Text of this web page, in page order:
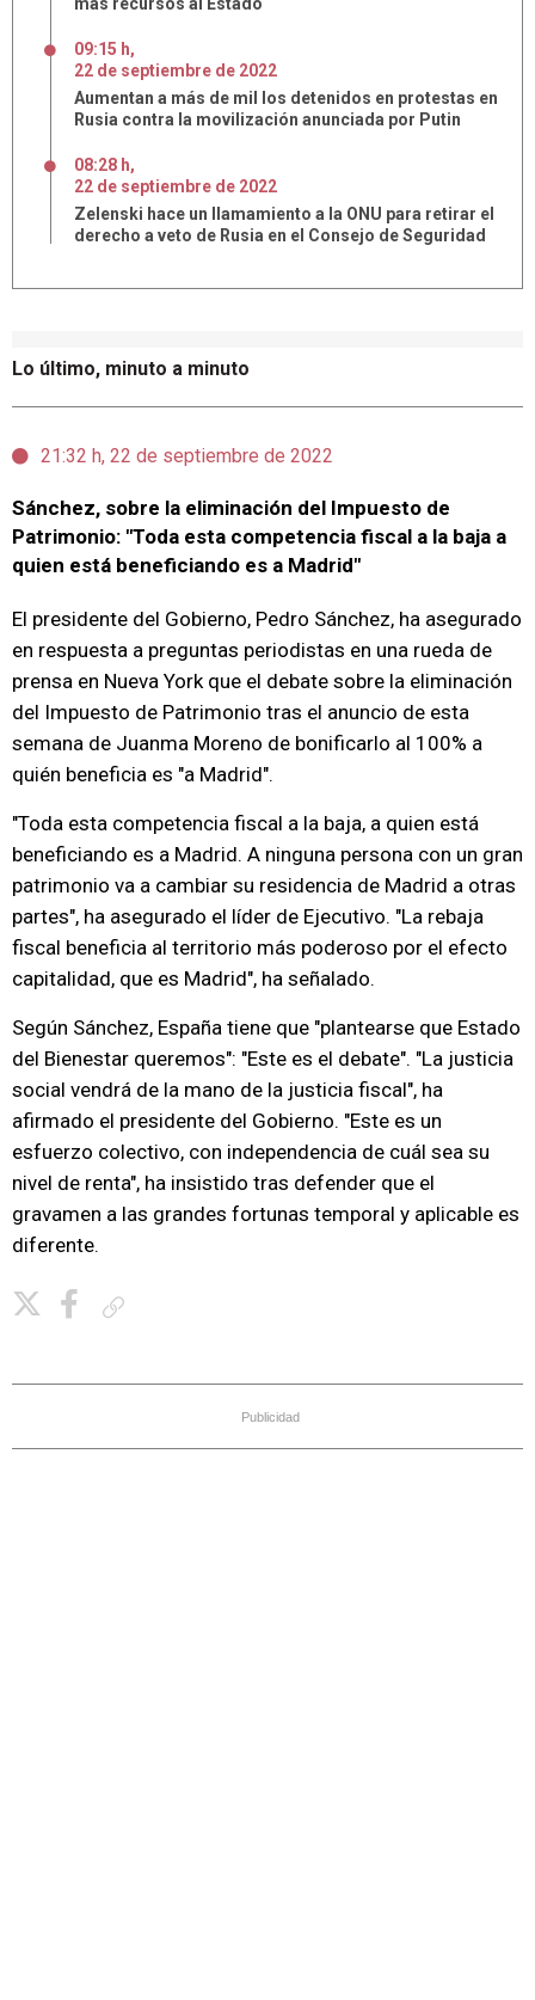
Lo último, minuto a minuto
21:32 h, 22 de septiembre de 2022
Sánchez, sobre la eliminación del Impuesto de
Patrimonio: "Toda esta competencia fiscal a la baja a
quien está beneficiando es a Madrid"
El presidente del Gobierno, Pedro Sánchez, ha asegurado
en respuesta a preguntas periodistas en una rueda de
prensa en Nueva York que el debate sobre la eliminación
del Impuesto de Patrimonio tras el anuncio de esta
semana de Juanma Moreno de bonificarlo al 100% a
quién beneficia es "a Madrid".
"Toda esta competencia fiscal a la baja, a quien está
beneficiando es a Madrid. A ninguna persona con un gran
patrimonio va a cambiar su residencia de Madrid a otras
partes", ha asegurado el líder de Ejecutivo. "La rebaja
fiscal beneficia al territorio más poderoso por el efecto
capitalidad, que es Madrid", ha señalado.
Según Sánchez, España tiene que "plantearse que Estado
del Bienestar queremos": "Este es el debate". "La justicia
social vendrá de la mano de la justicia fiscal", ha
afirmado el presidente del Gobierno. "Este es un
esfuerzo colectivo, con independencia de cuál sea su
nivel de renta", ha insistido tras defender que el
gravamen a las grandes fortunas temporal y aplicable es
diferente.
Publicidad
09:15 h,
22 de septiembre de 2022
Aumentan a más de mil los detenidos en protestas en
Rusia contra la movilización anunciada por Putin
08:28 h,
22 de septiembre de 2022
Zelenski hace un llamamiento a la ONU para retirar el
derecho a veto de Rusia en el Consejo de Seguridad